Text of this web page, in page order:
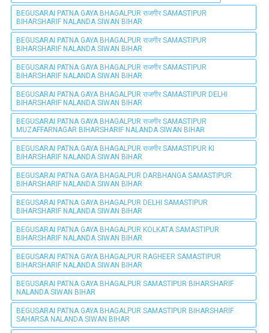
BEGUSARAI PATNA GAYA BHAGALPUR राजगीर SAMASTIPUR
BIHARSHARIF NALANDA SIWAN BIHAR
BEGUSARAI PATNA GAYA BHAGALPUR राजगीर SAMASTIPUR
BIHARSHARIF NALANDA SIWAN BIHAR
BEGUSARAI PATNA GAYA BHAGALPUR राजगीर SAMASTIPUR
BIHARSHARIF NALANDA SIWAN BIHAR
BEGUSARAI PATNA GAYA BHAGALPUR राजगीर SAMASTIPUR DELHI
BIHARSHARIF NALANDA SIWAN BIHAR
BEGUSARAI PATNA GAYA BHAGALPUR राजगीर SAMASTIPUR
MUZAFFARNAGAR BIHARSHARIF NALANDA SIWAN BIHAR
BEGUSARAI PATNA GAYA BHAGALPUR राजगीर SAMASTIPUR KI
BIHARSHARIF NALANDA SIWAN BIHAR
BEGUSARAI PATNA GAYA BHAGALPUR DARBHANGA SAMASTIPUR
BIHARSHARIF NALANDA SIWAN BIHAR
BEGUSARAI PATNA GAYA BHAGALPUR DELHI SAMASTIPUR
BIHARSHARIF NALANDA SIWAN BIHAR
BEGUSARAI PATNA GAYA BHAGALPUR KOLKATA SAMASTIPUR
BIHARSHARIF NALANDA SIWAN BIHAR
BEGUSARAI PATNA GAYA BHAGALPUR RAGHEER SAMASTIPUR
BIHARSHARIF NALANDA SIWAN BIHAR
BEGUSARAI PATNA GAYA BHAGALPUR SAMASTIPUR BIHARSHARIF
NALANDA SIWAN BIHAR
BEGUSARAI PATNA GAYA BHAGALPUR SAMASTIPUR BIHARSHARIF
SAHARSA NALANDA SIWAN BIHAR